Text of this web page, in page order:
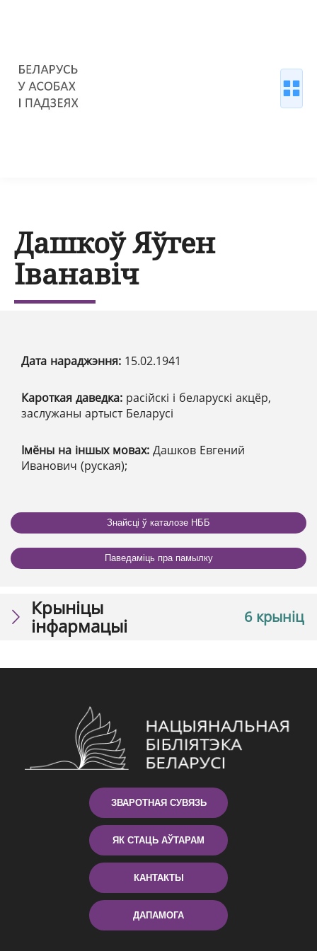
Дашкоў Яўген
Іванавіч
Дата нараджэння: 15.02.1941
Кароткая даведка: расійскі і беларускі акцёр,
заслужаны артыст Беларусі
Імёны на іншых мовах: Дашков Евгений
Иванович (руская);
Знайсці ў каталозе НББ
Паведаміць пра памылку
6 крыніц
Крыніцы
інфармацыі
ЗВАРОТНАЯ СУВЯЗЬ
ЯК СТАЦЬ АЎТАРАМ
КАНТАКТЫ
ДАПАМОГА